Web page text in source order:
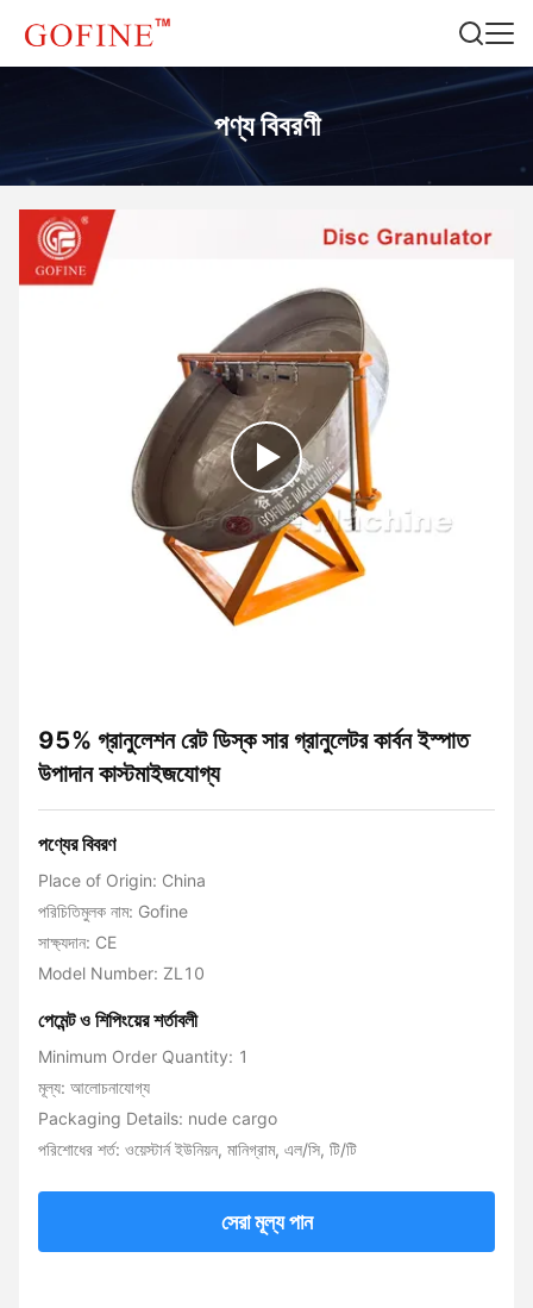
পণ্য বিবরণী
95% গ্রানুলেশন রেট ডিস্ক সার গ্রানুলেটর কার্বন ইস্পাত
উপাদান কাস্টমাইজযোগ্য
পণ্যের বিবরণ
Place of Origin: China
পরিচিতিমুলক নাম: Gofine
সাক্ষ্যদান: CE
Model Number: ZL10
পেমেন্ট ও শিপিংয়ের শর্তাবলী
Minimum Order Quantity: 1
মূল্য: আলোচনাযোগ্য
Packaging Details: nude cargo
পরিশোধের শর্ত: ওয়েস্টার্ন ইউনিয়ন, মানিগ্রাম, এল/সি, টি/টি
সেরা মূল্য পান